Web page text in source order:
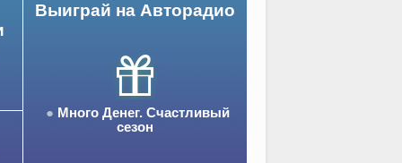
Выиграй на Авторадио
Много Денег. Счастливый
сезон